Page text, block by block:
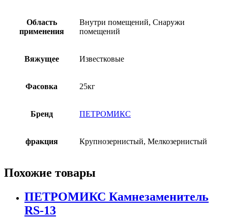
Область
применения
Внутри помещений, Снаружи
помещений
Вяжущее Известковые
Фасовка 25кг
Бренд ПЕТРОМИКС
фракция Крупнозернистый, Мелкозернистый
Похожие товары
ПЕТРОМИКС Камнезаменитель
RS-13